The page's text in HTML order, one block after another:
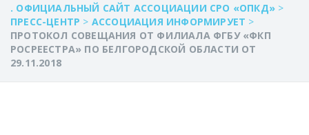
. ОФИЦИАЛЬНЫЙ САЙТ АССОЦИАЦИИ СРО «ОПКД» >
ПРЕСС-ЦЕНТР > АССОЦИАЦИЯ ИНФОРМИРУЕТ >
ПРОТОКОЛ СОВЕЩАНИЯ ОТ ФИЛИАЛА ФГБУ «ФКП
РОСРЕЕСТРА» ПО БЕЛГОРОДСКОЙ ОБЛАСТИ ОТ
29.11.2018